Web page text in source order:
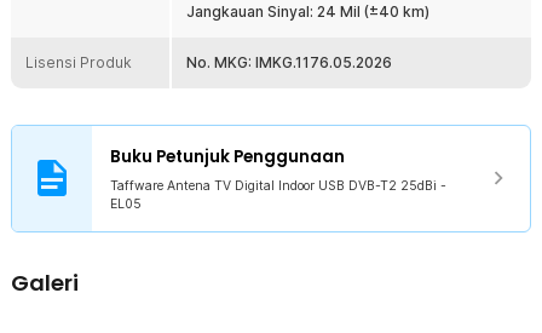
Jangkauan Sinyal: 24 Mil (±40 km)
Lisensi Produk No. MKG: IMKG.1176.05.2026
Buku Petunjuk Penggunaan
Taffware Antena TV Digital Indoor USB DVB-T2 25dBi -
EL05
Galeri